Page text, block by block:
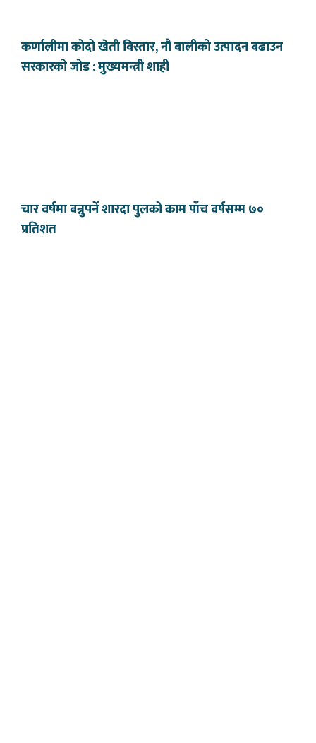
कर्णालीमा कोदो खेती विस्तार, नौ बालीको उत्पादन बढाउन
सरकारको जोड : मुख्यमन्त्री शाही
चार वर्षमा बन्नुपर्ने शारदा पुलको काम पाँच वर्षसम्म ७०
प्रतिशत